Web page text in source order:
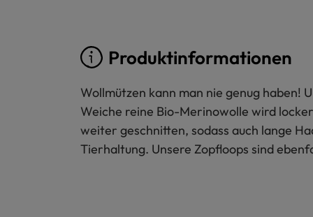
Produktinformationen
Wollmützen kann man nie genug haben!
Weiche reine Bio-Merinowolle wird
weiter geschnitten, sodass auch lange
Tierhaltung. Unsere Zopfloops sind